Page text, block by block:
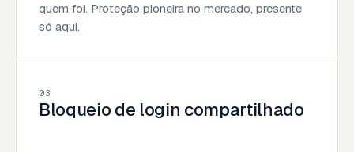
quem foi. Proteção pioneira no mercado, presente
só aqui.
03
Bloqueio de login compartilhado